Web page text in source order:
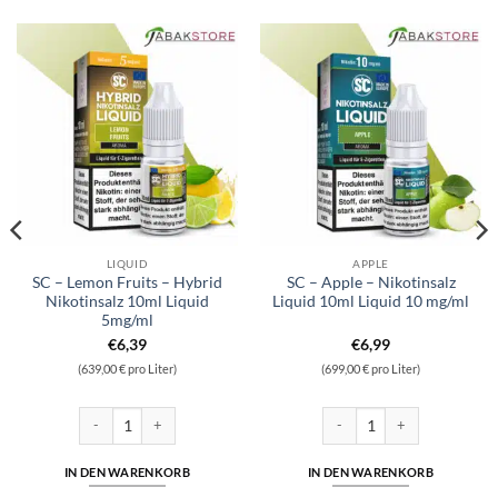
LIQUID
SC – Lemon Fruits – Hybrid
Nikotinsalz 10ml Liquid
5mg/ml
€6,39
(639,00 € pro Liter)
IN DEN WARENKORB
APPLE
SC – Apple – Nikotinsalz
Liquid 10ml Liquid 10 mg/ml
€6,99
(699,00 € pro Liter)
IN DEN WARENKORB